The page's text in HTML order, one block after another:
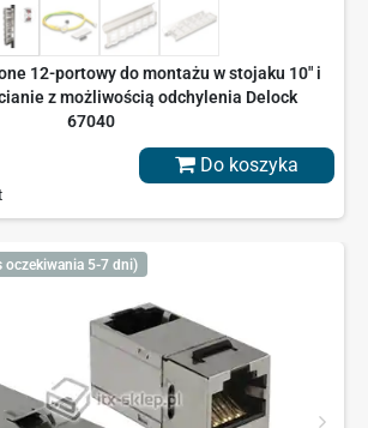
12-portowy do montażu w stojaku 10″ i
z możliwością odchylenia Delock
67040
Do koszyka
oczekiwania 5-7 dni)